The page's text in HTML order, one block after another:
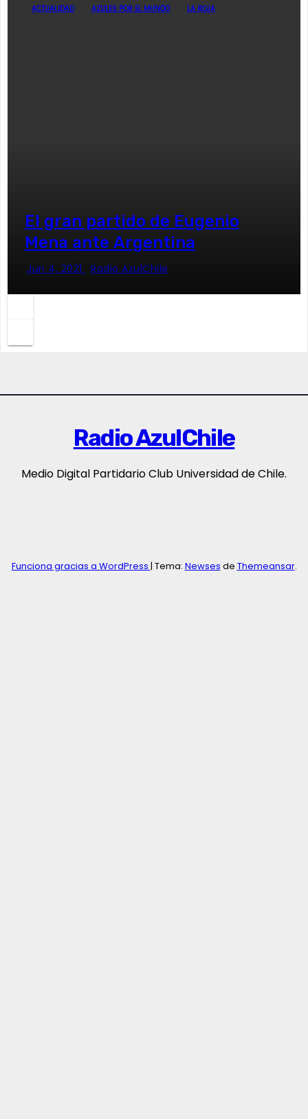
ACTUALIDAD AZULES POR EL MUNDO LA ROJA
El gran partido de Eugenio
Mena ante Argentina
Jun 4, 2021 Radio AzulChile
Radio AzulChile
Medio Digital Partidario Club Universidad de Chile.
Funciona gracias a WordPress | Tema: Newses de Themeansar.